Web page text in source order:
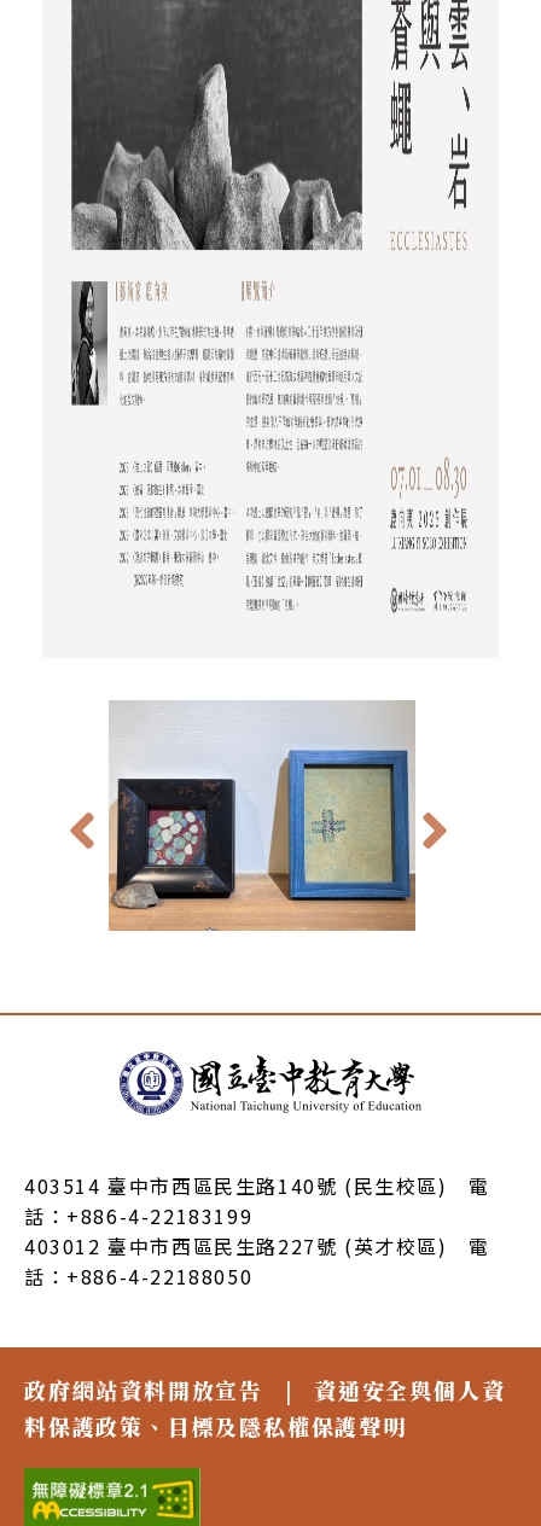
403514 臺中市西區民生路140號 (民生校區) 電
話：+886-4-22183199
403012 臺中市西區民生路227號 (英才校區) 電
話：+886-4-22188050
政府網站資料開放宣告 |
資通安全與個人資
料保護政策、目標及隱私權保護聲明